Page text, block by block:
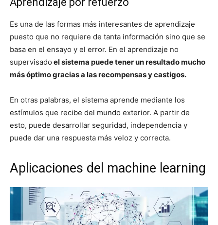
Es una de las formas más interesantes de aprendizaje
puesto que no requiere de tanta información sino que se
basa en el ensayo y el error. En el aprendizaje no
supervisado el sistema puede tener un resultado mucho
más óptimo gracias a las recompensas y castigos.
En otras palabras, el sistema aprende mediante los
estímulos que recibe del mundo exterior. A partir de
esto, puede desarrollar seguridad, independencia y
puede dar una respuesta más veloz y correcta.
Aplicaciones del machine learning